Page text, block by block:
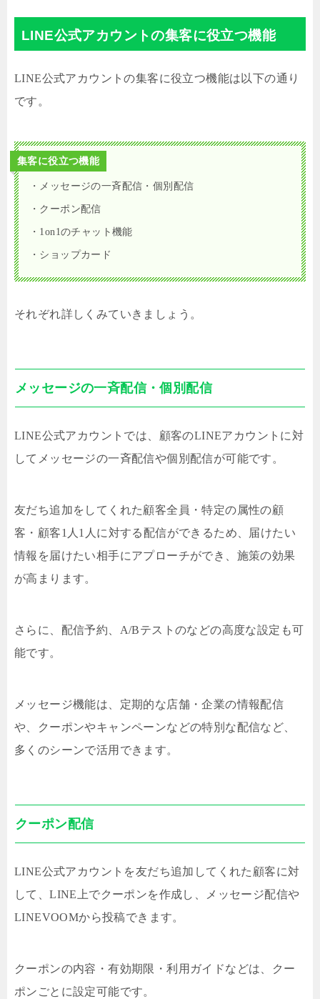
LINE公式アカウントの集客に役立つ機能
LINE公式アカウントの集客に役立つ機能は以下の通り
です。
集客に役立つ機能
・メッセージの一斉配信・個別配信
・クーポン配信
・1on1のチャット機能
・ショップカード
それぞれ詳しくみていきましょう。
メッセージの一斉配信・個別配信
LINE公式アカウントでは、顧客のLINEアカウントに対
してメッセージの一斉配信や個別配信が可能です。
友だち追加をしてくれた顧客全員・特定の属性の顧
客・顧客1人1人に対する配信ができるため、届けたい
情報を届けたい相手にアプローチができ、施策の効果
が高まります。
さらに、配信予約、A/Bテストのなどの高度な設定も可
能です。
メッセージ機能は、定期的な店舗・企業の情報配信
や、クーポンやキャンペーンなどの特別な配信など、
多くのシーンで活用できます。
クーポン配信
LINE公式アカウントを友だち追加してくれた顧客に対
して、LINE上でクーポンを作成し、メッセージ配信や
LINEVOOMから投稿できます。
クーポンの内容・有効期限・利用ガイドなどは、クー
ポンごとに設定可能です。